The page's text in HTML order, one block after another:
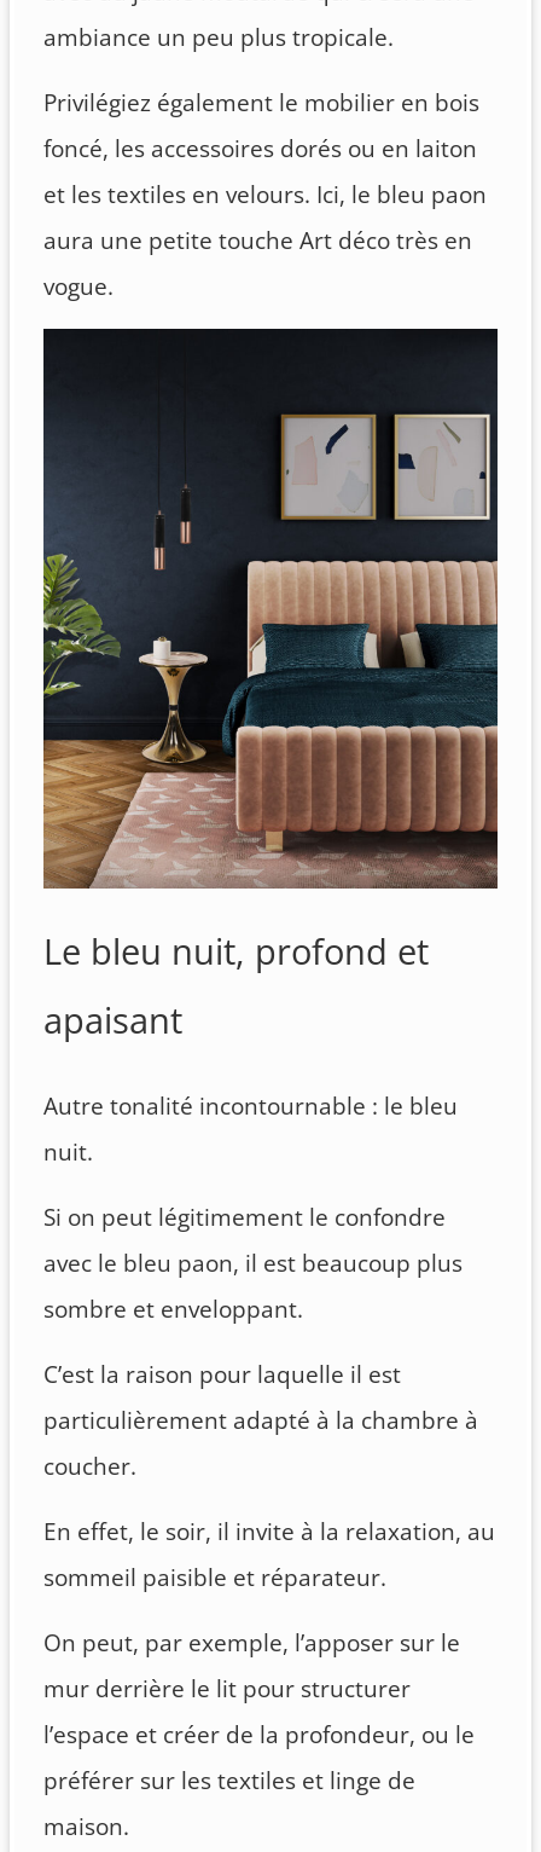
ambiance un peu plus tropicale.
Privilégiez également le mobilier en bois
foncé, les accessoires dorés ou en laiton
et les textiles en velours. Ici, le bleu paon
aura une petite touche Art déco très en
vogue.
Le bleu nuit, profond et
apaisant
Autre tonalité incontournable : le bleu
nuit.
Si on peut légitimement le confondre
avec le bleu paon, il est beaucoup plus
sombre et enveloppant.
C’est la raison pour laquelle il est
particulièrement adapté à la chambre à
coucher.
En effet, le soir, il invite à la relaxation, au
sommeil paisible et réparateur.
On peut, par exemple, l’apposer sur le
mur derrière le lit pour structurer
l’espace et créer de la profondeur, ou le
préférer sur les textiles et linge de
maison.